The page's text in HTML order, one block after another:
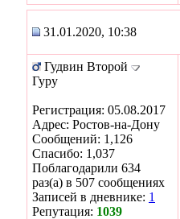
31.01.2020, 10:38
Гудвин Второй
Гуру
Регистрация: 05.08.2017
Адрес: Ростов-на-Дону
Сообщений: 1,126
Спасибо: 1,037
Поблагодарили 634
раз(а) в 507 сообщениях
Записей в дневнике: 1
Репутация: 1039